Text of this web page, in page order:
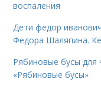
воспаления
Дети федор
Федора Шаляпина.
Рябиновые бусы для
«Рябиновые бусы»